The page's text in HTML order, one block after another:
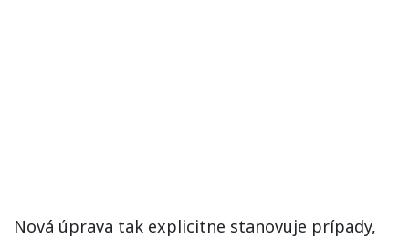
Nová úprava tak explicitne stanovuje prípady,